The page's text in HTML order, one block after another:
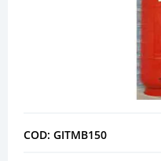
COD: GITMB150